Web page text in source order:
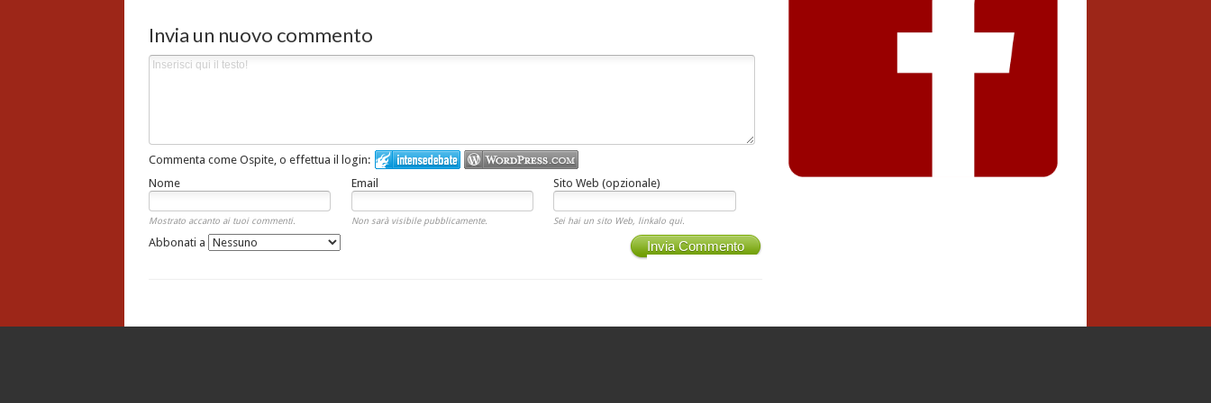
Invia un nuovo commento
Commenta come Ospite, o effettua il login:
Nome
Email Sito Web (opzionale)
Mostrato accanto ai tuoi commenti. Non sarà visibile pubblicamente. Sei hai un sito Web, linkalo qui.
Invia Commento
Abbonati a